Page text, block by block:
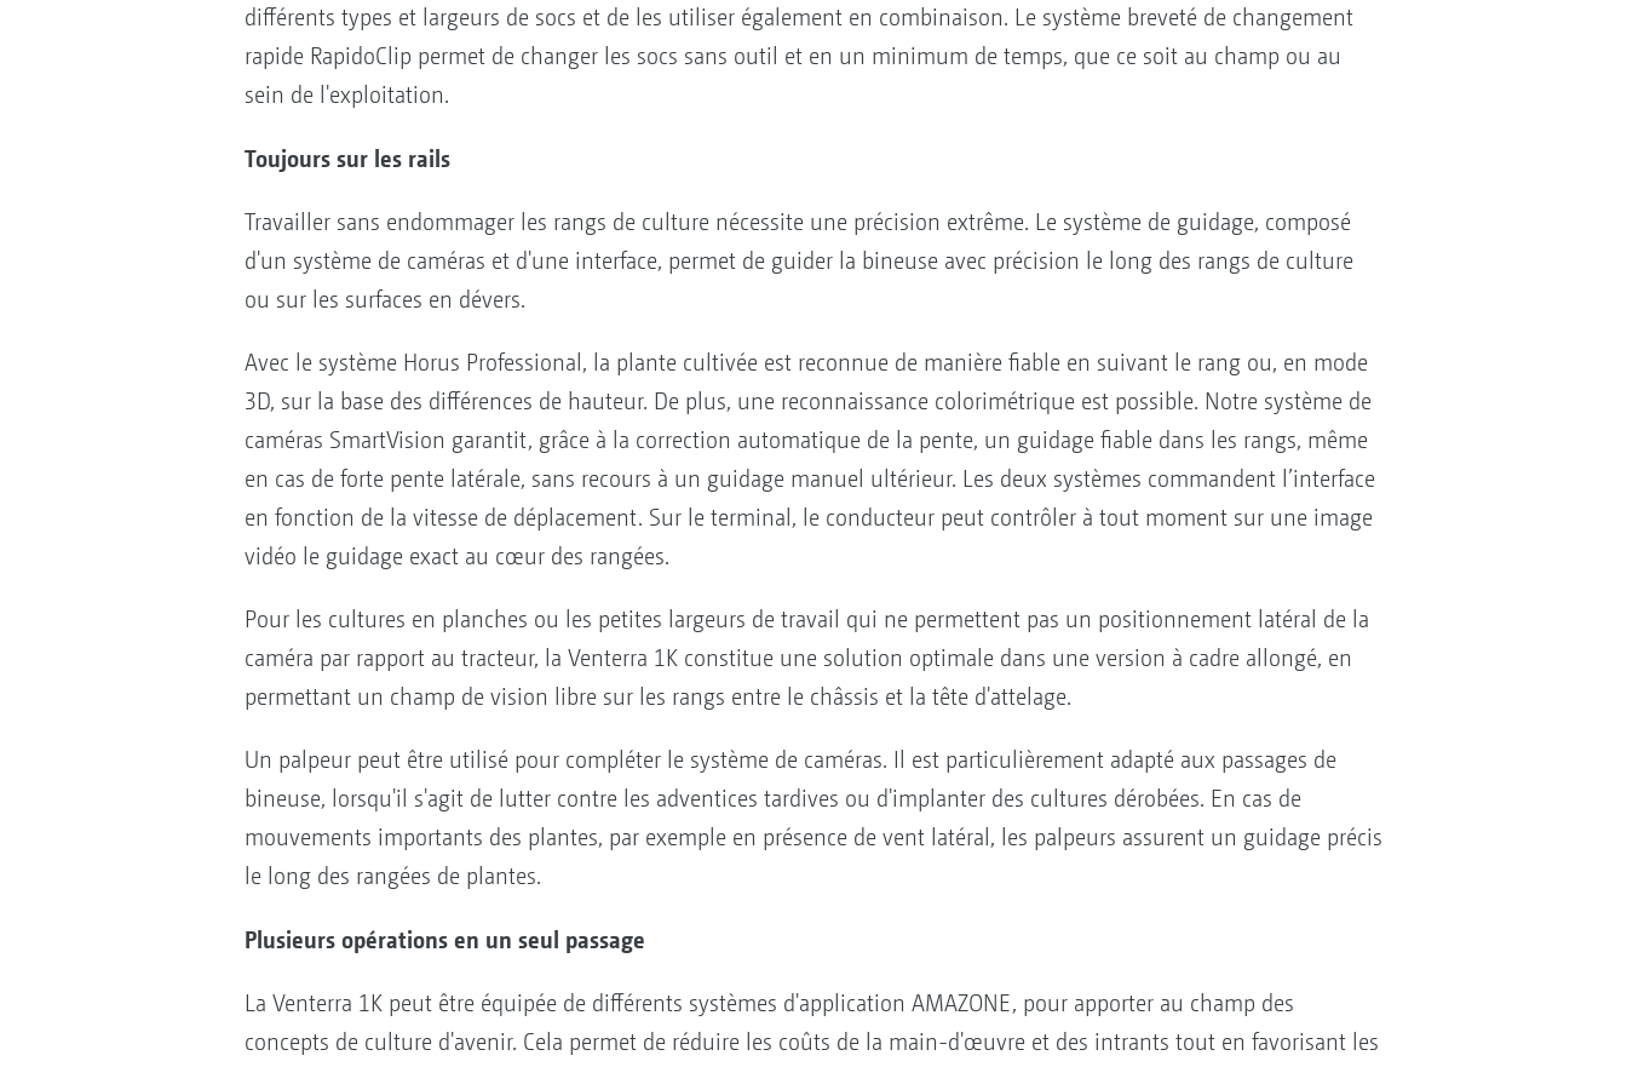
différents types et largeurs de socs et de les utiliser également en combinaison. Le système breveté de changement
rapide RapidoClip permet de changer les socs sans outil et en un minimum de temps, que ce soit au champ ou au
sein de l'exploitation.
Toujours sur les rails
Travailler sans endommager les rangs de culture nécessite une précision extrême. Le système de guidage, composé
d'un système de caméras et d'une interface, permet de guider la bineuse avec précision le long des rangs de culture
ou sur les surfaces en dévers.
Avec le système Horus Professional, la plante cultivée est reconnue de manière fiable en suivant le rang ou, en mode
3D, sur la base des différences de hauteur. De plus, une reconnaissance colorimétrique est possible. Notre système de
caméras SmartVision garantit, grâce à la correction automatique de la pente, un guidage fiable dans les rangs, même
en cas de forte pente latérale, sans recours à un guidage manuel ultérieur. Les deux systèmes commandent l’interface
en fonction de la vitesse de déplacement. Sur le terminal, le conducteur peut contrôler à tout moment sur une image
vidéo le guidage exact au cœur des rangées.
Pour les cultures en planches ou les petites largeurs de travail qui ne permettent pas un positionnement latéral de la
caméra par rapport au tracteur, la Venterra 1K constitue une solution optimale dans une version à cadre allongé, en
permettant un champ de vision libre sur les rangs entre le châssis et la tête d'attelage.
Un palpeur peut être utilisé pour compléter le système de caméras. Il est particulièrement adapté aux passages de
bineuse, lorsqu'il s'agit de lutter contre les adventices tardives ou d'implanter des cultures dérobées. En cas de
mouvements importants des plantes, par exemple en présence de vent latéral, les palpeurs assurent un guidage précis
le long des rangées de plantes.
Plusieurs opérations en un seul passage
La Venterra 1K peut être équipée de différents systèmes d'application AMAZONE, pour apporter au champ des
concepts de culture d'avenir. Cela permet de réduire les coûts de la main-d'œuvre et des intrants tout en favorisant les